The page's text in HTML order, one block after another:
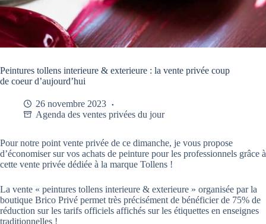
Peintures tollens interieure & exterieure : la vente privée coup
de coeur d’aujourd’hui
26 novembre 2023
Agenda des ventes privées du jour
Pour notre point vente privée de ce dimanche, je vous propose
d’économiser sur vos achats de peinture pour les professionnels grâce à
cette vente privée dédiée à la marque Tollens !
La vente « peintures tollens interieure & exterieure » organisée par la
boutique Brico Privé permet très précisément de bénéficier de 75% de
réduction sur les tarifs officiels affichés sur les étiquettes en enseignes
traditionnelles !